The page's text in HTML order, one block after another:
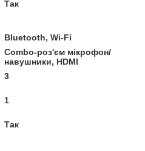
Так
Bluetooth, Wi-Fi
Combo-роз'єм мікрофон/
навушники, HDMI
3
1
Так